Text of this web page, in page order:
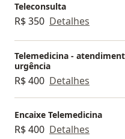
Teleconsulta
R$ 350 Detalhes
Telemedicina -
urgência
R$ 400 Detalhes
Encaixe Telemedicina
R$ 400 Detalhes